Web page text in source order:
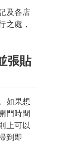
及各店
之處，
張貼
如果想
門時間
上可以
到即